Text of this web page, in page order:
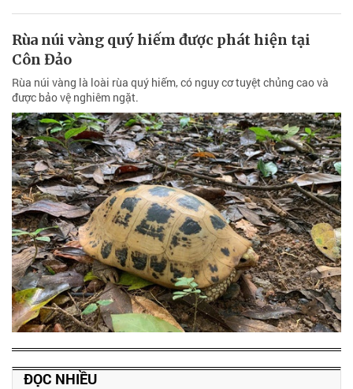
Rùa núi vàng quý hiếm được phát hiện tại
Côn Đảo
Rùa núi vàng là loài rùa quý hiếm, có nguy cơ tuyệt chủng cao và
được bảo vệ nghiêm ngặt.
ĐỌC NHIỀU